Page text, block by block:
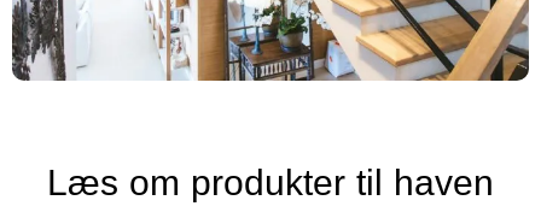
Læs om produkter til haven